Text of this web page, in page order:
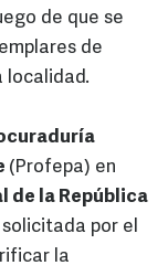
de que se
de
localidad.
(Profepa) en
de la República
por el
la